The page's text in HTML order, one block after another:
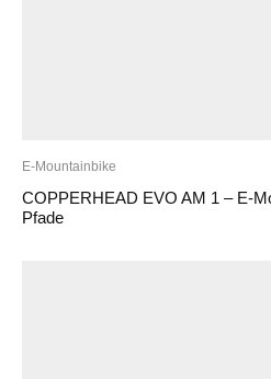
E-Mountainbike
COPPERHEAD EVO AM 1 – E-
Pfade